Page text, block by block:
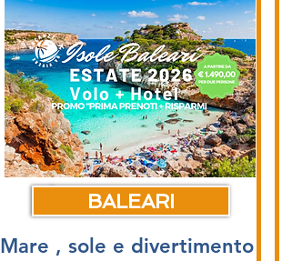
BALEARI
Mare , sole e divertimento